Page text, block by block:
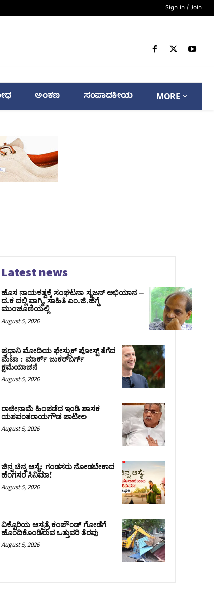
Sign in / Join
ಅಂಕಣ ಸಂಪಾದಕೀಯ MORE
Latest news
ಹೊಸ ನಾಯಕತ್ವಕ್ಕೆ ಸಂಘಟನಾ ಸೃಜನ್ ಅಭಿಯಾನ –
ದ.ಕ ದಲ್ಲಿ ವಾಗ್ಮಿ, ಸಾಹಿತಿ ಎಂ.ಜಿ.ಹೆಗ್ಡೆ
ಮುಂಚೂಣಿಯಲ್ಲಿ
August 5, 2026
ಪ್ರಧಾನಿ ಮೋದಿಯ ಫೇಸ್ಬುಕ್‌ ಪೋಸ್ಟ್‌ ತೆಗೆದ
ಮೆಟಾ : ಮಾರ್ಕ್ ಜುಕರ್‌ಬರ್ಗ್
ಕ್ಷಮೆಯಾಚನೆ
August 5, 2026
ರಾಜೀನಾಮೆ ಹಿಂಪಡೆದ ಇಂಡಿ ಶಾಸಕ
ಯಶವಂತರಾಯಗೌಡ ಪಾಟೀಲ
August 5, 2026
ಚಿನ್ನ ಚಿನ್ನ ಆಸೈ: ಗಂಡಸರು ನೋಡಬೇಕಾದ
ಹೆಂಗಸರ ಸಿನಿಮಾ!
August 5, 2026
ವಿಕ್ಟೊರಿಯ ಆಸ್ಪತ್ರೆ ಕಂಪೌಂಡ್ ಗೋಡೆಗೆ
ಹೊಂದಿಕೊಂಡಿರುವ ಒತ್ತುವರಿ ತೆರವು
August 5, 2026